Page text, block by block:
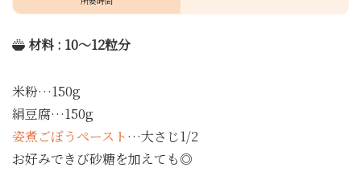
材料 : 10～12粒分
米粉…150g
絹豆腐…150g
姿煮ごぼうペースト…大さじ1/2
お好みできび砂糖を加えても◎